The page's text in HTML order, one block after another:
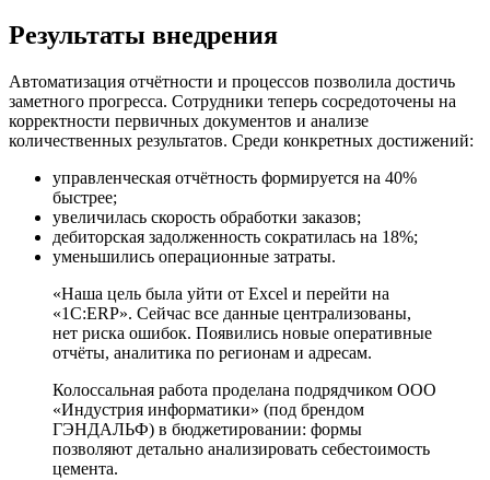
Результаты внедрения
Автоматизация отчётности и процессов позволила достичь
заметного прогресса. Сотрудники теперь сосредоточены на
корректности первичных документов и анализе
количественных результатов. Среди конкретных достижений:
управленческая отчётность формируется на 40%
быстрее;
увеличилась скорость обработки заказов;
дебиторская задолженность сократилась на 18%;
уменьшились операционные затраты.
«Наша цель была уйти от Excel и перейти на
«1С:ERP». Сейчас все данные централизованы,
нет риска ошибок. Появились новые оперативные
отчёты, аналитика по регионам и адресам.
Колоссальная работа проделана подрядчиком ООО
«Индустрия информатики» (под брендом
ГЭНДАЛЬФ) в бюджетировании: формы
позволяют детально анализировать себестоимость
цемента.